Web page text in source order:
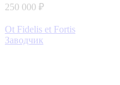
250 000 ₽
Ot Fidelis et Fortis
Заводчик